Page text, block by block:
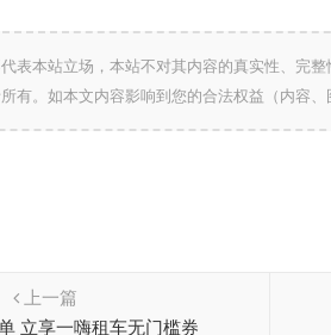
表本站立场，本站不对其内容的真实性、完
有。如本文内容影响到您的合法权益（内容
上一篇
立享一嗨租车无门槛券